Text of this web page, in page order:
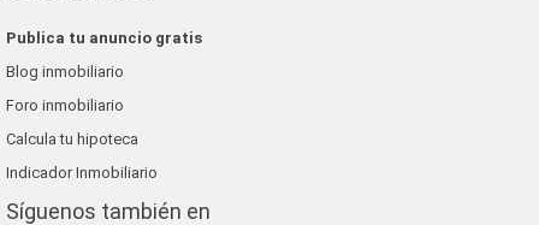
Publica tu anuncio gratis
Blog inmobiliario
Foro inmobiliario
Calcula tu hipoteca
Indicador Inmobiliario
Síguenos también en